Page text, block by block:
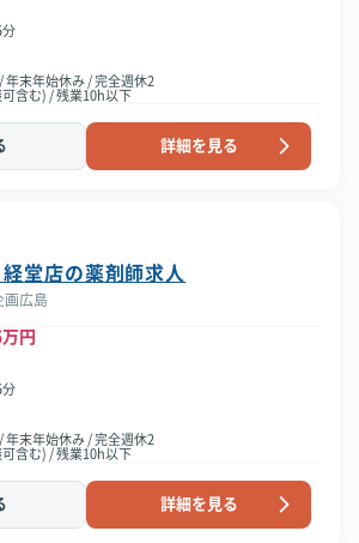
分
年末年始休み / 完全週休2
含む) / 残業10h以下
詳細を見る
堂店の薬剤師求人
画広島
円
分
年末年始休み / 完全週休2
含む) / 残業10h以下
詳細を見る